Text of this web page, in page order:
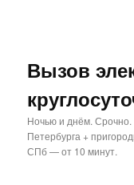
Вызов
Ночью и днём.
Петербурга +
СПб — от 10 минут.